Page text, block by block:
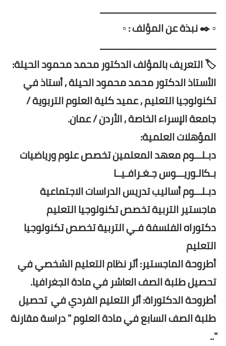
ــــــــــــــــــــــــــــــــــــــــــــــ
▫️ ✒️ نبذة عن المؤلف : ▫️
ــــــــــــــــــــــــــــــــــــــــــــــ
🏷️ التعريف بالمؤلف الدكتور محمد محمود الحيلة:
الأستاذ الدكتور محمد محمود الحيلة , أستاذ في
تكنولوجيا التعليم , عميد كلية العلوم التربوية /
جامعة الإسراء الخاصة , الأردن / عمان.
المؤهلات العلمية:
دبـلـــوم معهد المعلمين تخصص علوم ورياضيات
بـكالـوريـــوس جـغـرافـيــا
دبـلـــوم أساليب تدريس الدراسات الاجتماعية
ماجستير التربية تخصص تكنولوجيا التعليم
دكتوراه الفلسفة فـي التربية تخصص تكنولوجيا
التعليم
أطروحة الماجستير: أثر نظام التعليم الشخصي في
تحصيل طلبة الصف العاشر في مادة الجغرافيا.
أطروحة الدكتوراة: أثر التعليم الفردي في تحصيل
طلبة الصف السابع في مادة العلوم " دراسة مقارنة
"..